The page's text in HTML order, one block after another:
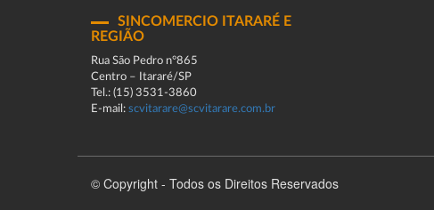
SINCOMERCIO ITARARÉ E
REGIÃO
Rua São Pedro n°865
Centro – Itararé/SP
Tel.: (15) 3531-3860
E-mail: scvitarare@scvitarare.com.br
© Copyright - Todos os Direitos Reservados